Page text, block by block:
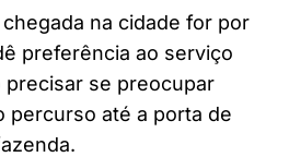
na cidade for por
preferência ao serviço
precisar se preocupar
percurso até a porta de